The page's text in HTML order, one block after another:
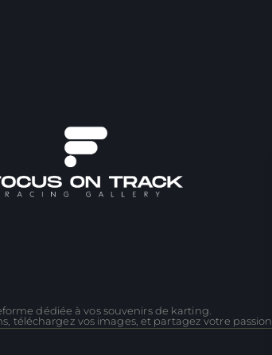
dédiée à vos souvenirs de karting.
téléchargez vos images, et partagez votre passion.